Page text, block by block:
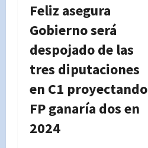
Feliz asegura
Gobierno será
despojado de las
tres diputaciones
en C1 proyectando
FP ganaría dos en
2024